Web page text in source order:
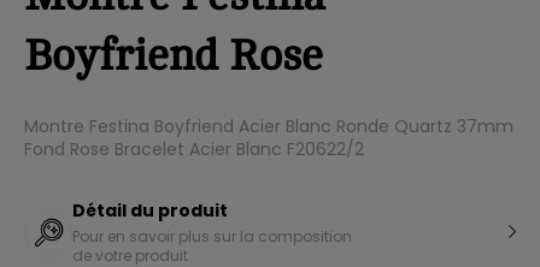
Boyfriend Rose
Montre Festina Boyfriend Acier Blanc Ronde Quartz 37mm
Fond Rose Bracelet Acier Blanc F20622/2
Détail du produit
Pour en savoir plus sur la composition
de votre produit